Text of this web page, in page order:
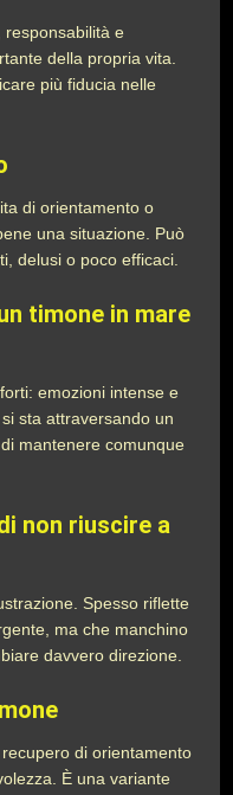
e
della propria vita.
più fiducia nelle
di orientamento o
una situazione. Può
delusi o poco efficaci.
timone in mare
emozioni intense e
sta attraversando un
mantenere comunque
non riuscire a
Spesso riflette
ma che manchino
davvero direzione.
di orientamento
È una variante